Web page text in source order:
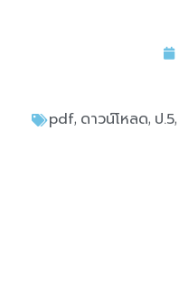
pdf, ดาวน์โหลด, ป.5,